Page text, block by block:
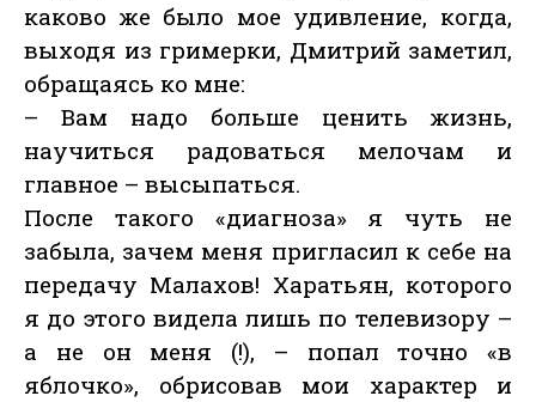
каково же было мое удивление, когда,
выходя из гримерки, Дмитрий заметил,
обращаясь ко мне:
– Вам надо больше ценить жизнь,
научиться радоваться мелочам и
главное – высыпаться.
После такого «диагноза» я чуть не
забыла, зачем меня пригласил к себе на
передачу Малахов! Харатьян, которого
я до этого видела лишь по телевизору –
а не он меня (!), – попал точно «в
яблочко», обрисовав мои характер и